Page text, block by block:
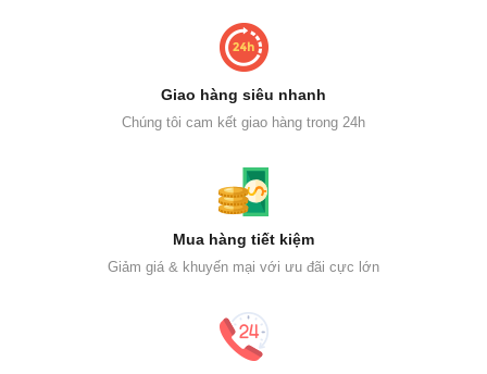
Giao hàng siêu nhanh
Chúng tôi cam kết giao hàng trong 24h
Mua hàng tiết kiệm
Giảm giá & khuyến mại với ưu đãi cực lớn